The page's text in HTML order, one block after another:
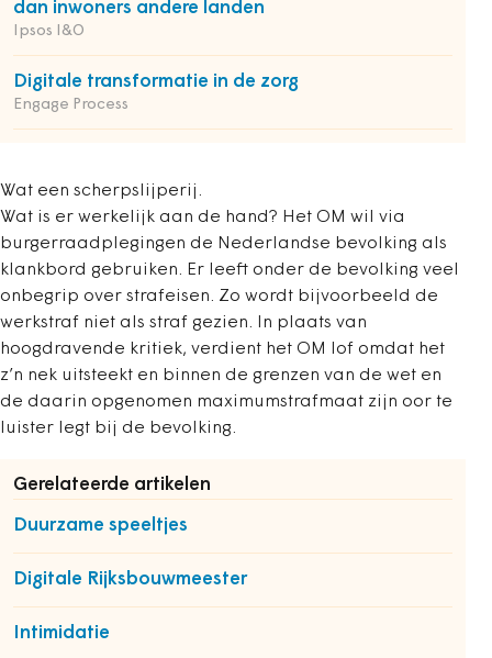
dan inwoners andere landen
Ipsos I&O
Digitale transformatie in de zorg
Engage Process
Wat een scherpslijperij.
Wat is er werkelijk aan de hand? Het OM wil via
burgerraadplegingen de Nederlandse bevolking als
klankbord gebruiken. Er leeft onder de bevolking veel
onbegrip over strafeisen. Zo wordt bijvoorbeeld de
werkstraf niet als straf gezien. In plaats van
hoogdravende kritiek, verdient het OM lof omdat het
z’n nek uitsteekt en binnen de grenzen van de wet en
de daarin opgenomen maximumstrafmaat zijn oor te
luister legt bij de bevolking.
Gerelateerde artikelen
Duurzame speeltjes
Digitale Rijksbouwmeester
Intimidatie